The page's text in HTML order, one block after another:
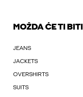
MOŽDA ĆE TI
JEANS
JACKETS
OVERSHIRTS
SUITS